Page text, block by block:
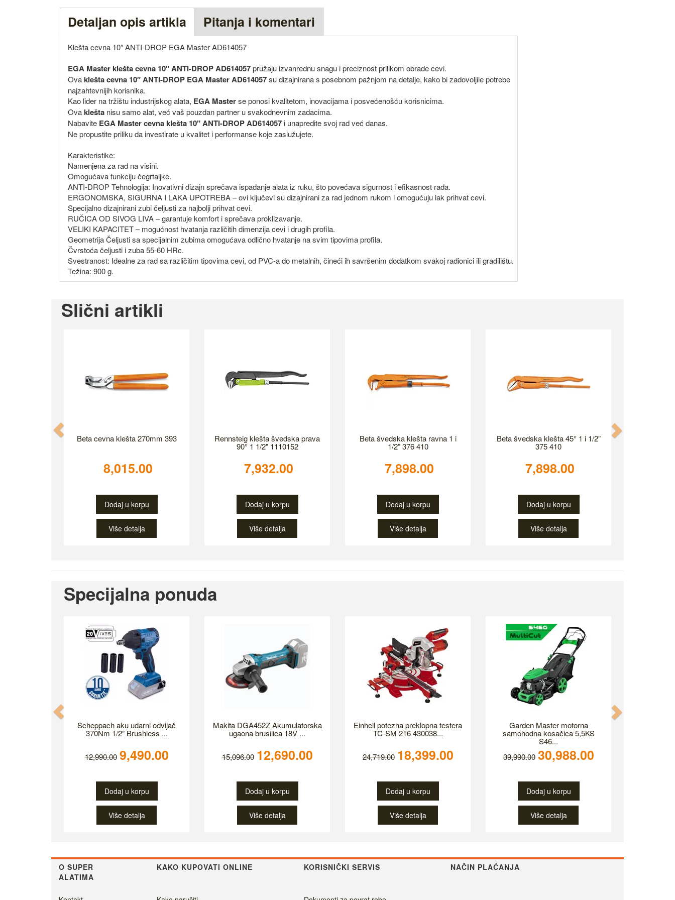
Detaljan opis artikla Pitanja i komentari
Klešta cevna 10″ ANTI-DROP EGA Master AD614057
EGA Master klešta cevna 10″ ANTI-DROP AD614057pružaju izvanrednu snagu i preciznost prilikom obrade cevi.
Ovaklešta cevna 10″ ANTI-DROP EGA Master AD614057su dizajnirana s posebnom pažnjom na detalje, kako bi zadovoljile potrebe
najzahtevnijih korisnika.
Kao lider na tržištu industrijskog alata, EGA Masterse ponosi kvalitetom, inovacijama i posvećenošću korisnicima.
Ovaklešta nisu samo alat, već vaš pouzdan partner u svakodnevnim zadacima.
Nabavite EGA Master cevna klešta 10″ ANTI-DROP AD614057 i unapredite svoj rad već danas.
Ne propustite priliku da investirate u kvalitet i performanse koje zaslužujete.
Karakteristike:
Namenjena za rad na visini.
Omogućava funkciju čegrtaljke.
ANTI-DROP Tehnologija: Inovativni dizajn sprečava ispadanje alata iz ruku, što povećava sigurnost i efikasnost rada.
ERGONOMSKA, SIGURNA I LAKA UPOTREBA – ovi ključevi su dizajnirani za rad jednom rukom i omogućuju lak prihvat cevi.
Specijalno dizajnirani zubi čeljusti za najbolji prihvat cevi.
RUČICA OD SIVOG LIVA – garantuje komfort i sprečava proklizavanje.
VELIKI KAPACITET – mogućnost hvatanja različitih dimenzija cevi i drugih profila.
Geometrija Čeljusti sa specijalnim zubima omogućava odlično hvatanje na svim tipovima profila.
Čvrstoća čeljusti i zuba 55-60 HRc.
Svestranost: Idealne za rad sa različitim tipovima cevi, od PVC-a do metalnih, čineći ih savršenim dodatkom svakoj radionici ili gradilištu.
Težina: 900 g.
Slični artikli
Beta cevna klešta 270mm 393
8,015.00
Dodaj u korpu
Više detalja
Rennsteig klešta švedska prava
90° 1 1/2" 1110152
7,932.00
Dodaj u korpu
Više detalja
Beta švedska klešta ravna 1 i
1/2” 376 410
7,898.00
Dodaj u korpu
Više detalja
Beta švedska klešta 45° 1 i 1/2”
375 410
7,898.00
Dodaj u korpu
Više detalja
Specijalna ponuda
Scheppach aku udarni odvijač
370Nm 1/2” Brushless ...
12,990.00 9,490.00
Dodaj u korpu
Više detalja
Makita DGA452Z Akumulatorska
ugaona brusilica 18V ...
15,096.00 12,690.00
Dodaj u korpu
Više detalja
Einhell potezna preklopna testera
TC-SM 216 430038...
24,719.00 18,399.00
Dodaj u korpu
Više detalja
Garden Master motorna
samohodna kosačica 5,5KS
S46...
39,990.00 30,988.00
Dodaj u korpu
Više detalja
O SUPER
ALATIMA
KAKO KUPOVATI ONLINE KORISNIČKI SERVIS NAČIN PLAĆANJA